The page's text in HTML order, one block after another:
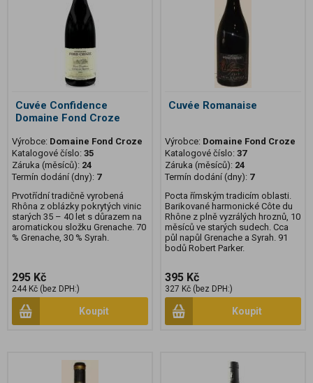
Cuvée Confidence
Domaine Fond Croze
Výrobce: Domaine Fond Croze
Katalogové číslo: 35
Záruka (měsíců): 24
Termín dodání (dny): 7
Prvotřídní tradičně vyrobená
Rhôna z oblázky pokrytých vinic
starých 35 – 40 let s důrazem na
aromatickou složku Grenache. 70
% Grenache, 30 % Syrah.
295 Kč
244 Kč (bez DPH:)
Koupit
Cuvée Romanaise
Výrobce: Domaine Fond Croze
Katalogové číslo: 37
Záruka (měsíců): 24
Termín dodání (dny): 7
Pocta římským tradicím oblasti.
Barikované harmonické Côte du
Rhône z plně vyzrálých hroznů, 10
měsíců ve starých sudech. Cca
půl napůl Grenache a Syrah. 91
bodů Robert Parker.
395 Kč
327 Kč (bez DPH:)
Koupit